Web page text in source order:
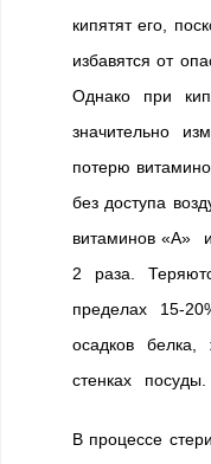
кипятят его,
избавятся от
Однако при
значительно
потерю
без доступа
витаминов «А»
2 раза.
пределах 15-
осадков
стенках посуды.
В процессе